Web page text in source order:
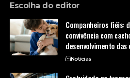
Escolha do editor
Companheiros fiéis:
convivência com
desenvolvimento das
Notícias